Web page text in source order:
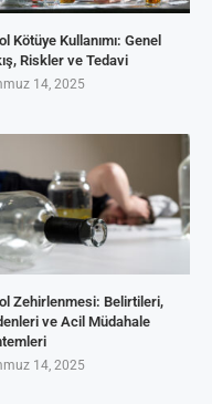
Kötüye Kullanımı: Genel
Riskler ve Tedavi
14, 2025
Zehirlenmesi: Belirtileri,
ve Acil Müdahale
14, 2025